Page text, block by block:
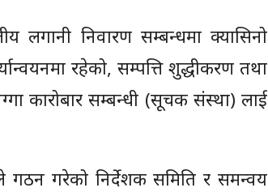
लगानी निवारण सम्बन्धमा क्यासिनो
रहेको, सम्पत्ति शुद्धीकरण तथा
कारोबार सम्बन्धी (सूचक संस्था) लाई
गठन गरेको निर्देशक समिति र समन्वय